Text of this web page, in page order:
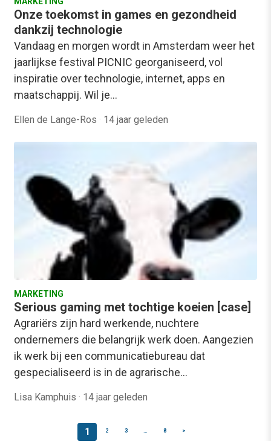
Onze toekomst in games en gezondheid
dankzij technologie
Vandaag en morgen wordt in Amsterdam weer het
jaarlijkse festival PICNIC georganiseerd, vol
inspiratie over technologie, internet, apps en
maatschappij. Wil je…
Ellen de Lange-Ros · 14 jaar geleden
MARKETING
Serious gaming met tochtige koeien [case]
Agrariërs zijn hard werkende, nuchtere
ondernemers die belangrijk werk doen. Aangezien
ik werk bij een communicatiebureau dat
gespecialiseerd is in de agrarische…
Lisa Kamphuis · 14 jaar geleden
1 2 3 … 8 >